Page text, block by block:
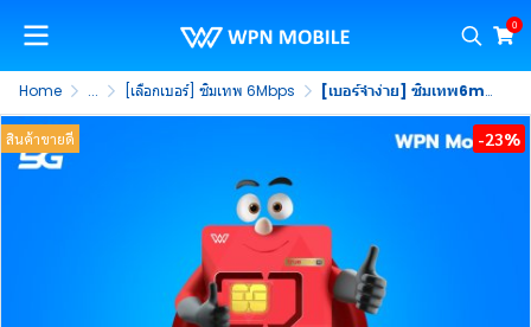
0
Home ... [เลือกเบอร์] ซิมเทพ 6Mbps [เบอร์จำง่าย] ซิมเทพ6mbps ซิมรายปี 5G เน็ตไม่อั้น 6Mbps ไม่ลดสปีด พร้อมโทรฟรีในค่าย ไม่จำกัดนาน 1 ปี (ชุดที่ 3)
สินค้าขายดี -23%